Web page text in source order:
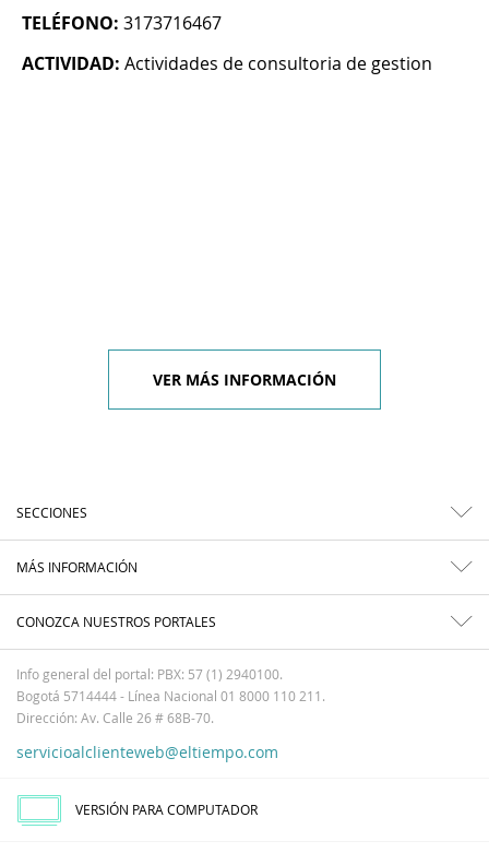
TELÉFONO: 3173716467
ACTIVIDAD: Actividades de consultoria de gestion
VER MÁS INFORMACIÓN
SECCIONES
MÁS INFORMACIÓN
CONOZCA NUESTROS PORTALES
Info general del portal: PBX: 57 (1) 2940100.
Bogotá 5714444 - Línea Nacional 01 8000 110 211.
Dirección: Av. Calle 26 # 68B-70.
servicioalclienteweb@eltiempo.com
VERSIÓN PARA COMPUTADOR